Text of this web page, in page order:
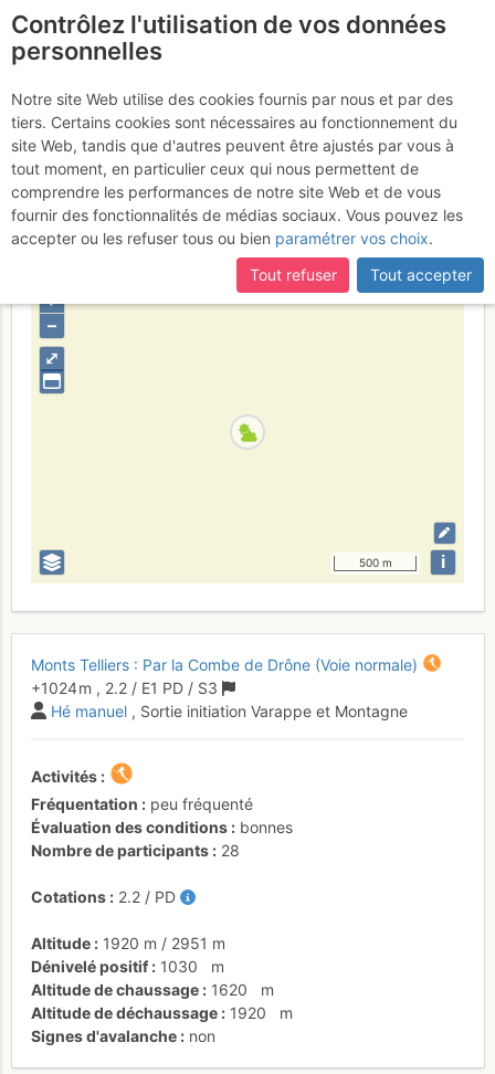
Monts Telliers : Par la
Combe de Drône (Voie
normale)
Dimanche 12 février 2017
Valais W - Alpes Pennines W
⤢
+
–
500 m i
Monts Telliers : Par la Combe de Drône (Voie normale)
+1024 m , 2.2 / E1 PD / S3
Hé manuel , Sortie initiation Varappe et Montagne
Activités
Fréquentation
peu fréquenté
Évaluation des conditions
bonnes
Nombre de participants
28
Cotations 2.2 / PD
Altitude 1920 m / 2951 m
Dénivelé positif
1030
m
Altitude de chaussage
1620
m
Altitude de déchaussage
1920
m
Signes d'avalanche
non
Contrôlez l'utilisation de vos données
personnelles
Notre site Web utilise des cookies fournis par nous et par des
tiers. Certains cookies sont nécessaires au fonctionnement du
site Web, tandis que d'autres peuvent être ajustés par vous à
tout moment, en particulier ceux qui nous permettent de
comprendre les performances de notre site Web et de vous
fournir des fonctionnalités de médias sociaux. Vous pouvez les
accepter ou les refuser tous ou bien paramétrer vos choix.
Tout refuser
Tout accepter